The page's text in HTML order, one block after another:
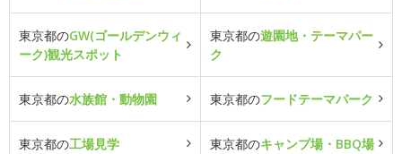
東京都のGW(ゴールデンウィ
ーク)観光スポット
東京都の遊園地・テーマパー
ク
東京都の水族館・動物園 東京都のフードテーマパーク
東京都の工場見学 東京都のキャンプ場・BBQ場